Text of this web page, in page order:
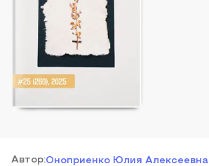
Автор:Оноприенко Юлия Алексеевна